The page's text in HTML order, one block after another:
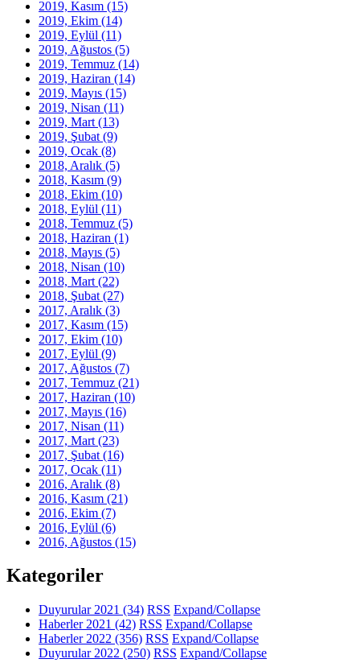
2019, Kasım (15)
2019, Ekim (14)
2019, Eylül (11)
2019, Ağustos (5)
2019, Temmuz (14)
2019, Haziran (14)
2019, Mayıs (15)
2019, Nisan (11)
2019, Mart (13)
2019, Şubat (9)
2019, Ocak (8)
2018, Aralık (5)
2018, Kasım (9)
2018, Ekim (10)
2018, Eylül (11)
2018, Temmuz (5)
2018, Haziran (1)
2018, Mayıs (5)
2018, Nisan (10)
2018, Mart (22)
2018, Şubat (27)
2017, Aralık (3)
2017, Kasım (15)
2017, Ekim (10)
2017, Eylül (9)
2017, Ağustos (7)
2017, Temmuz (21)
2017, Haziran (10)
2017, Mayıs (16)
2017, Nisan (11)
2017, Mart (23)
2017, Şubat (16)
2017, Ocak (11)
2016, Aralık (8)
2016, Kasım (21)
2016, Ekim (7)
2016, Eylül (6)
2016, Ağustos (15)
Kategoriler
Duyurular 2021 (34) RSS Expand/Collapse
Haberler 2021 (42) RSS Expand/Collapse
Haberler 2022 (356) RSS Expand/Collapse
Duyurular 2022 (250) RSS Expand/Collapse